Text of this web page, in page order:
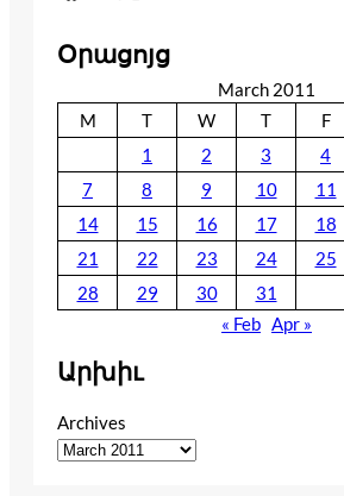
Օրացոյց
March 2011
M
T W T F
1
2 3 4
7
8 9 10 11
14
15 16 17 18
21
22 23 24 25
28
29 30
31
« Feb Apr »
Արխիւ
Archives